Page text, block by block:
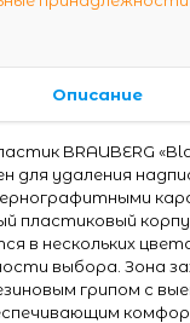
Описание
BRAUBERG
для удаления
пластиковый
в нескольких
выбора. Зона
грипом с